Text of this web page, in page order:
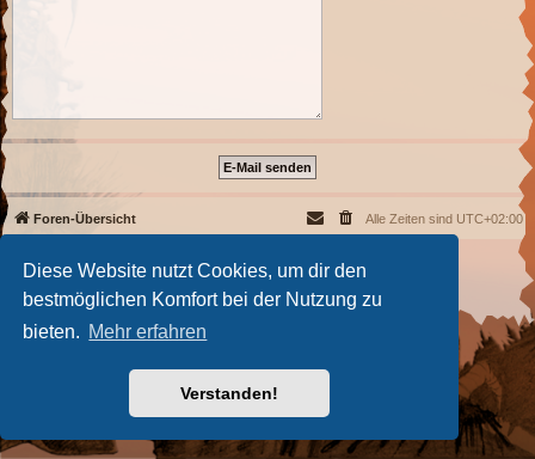
Diese Website nutzt Cookies, um dir den
bestmöglichen Komfort bei der Nutzung zu
bieten. Mehr erfahren
Verstanden!
Foren-Übersicht Alle Zeiten sind UTC+02:00
Powered by phpBB
® Forum Software © phpBB Limited
Deutsche Übersetzung durch
Datenschutz|Nutzungsbedingungen